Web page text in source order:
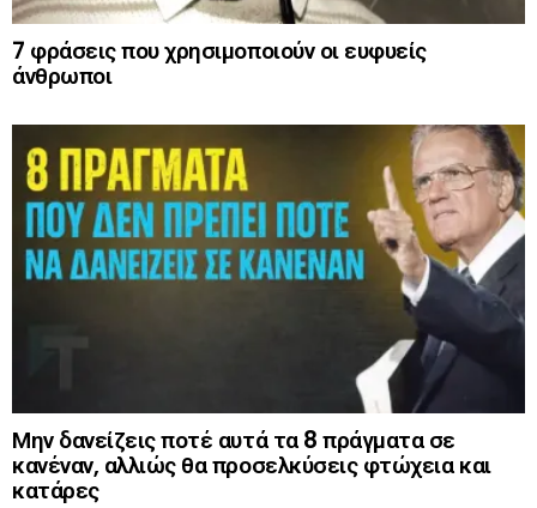
7 φράσεις που χρησιμοποιούν οι ευφυείς
άνθρωποι
Μην δανείζεις ποτέ αυτά τα 8 πράγματα σε
κανέναν, αλλιώς θα προσελκύσεις φτώχεια και
κατάρες